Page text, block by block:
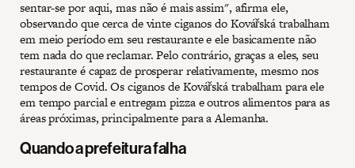
sentar-se por aqui, mas não é mais assim", afirma ele,
observando que cerca de vinte ciganos do Kovářská trabalham
em meio período em seu restaurante e ele basicamente não
tem nada do que reclamar. Pelo contrário, graças a eles, seu
restaurante é capaz de prosperar relativamente, mesmo nos
tempos de Covid. Os ciganos de Kovářská trabalham para ele
em tempo parcial e entregam pizza e outros alimentos para as
áreas próximas, principalmente para a Alemanha.
Quando a prefeitura falha